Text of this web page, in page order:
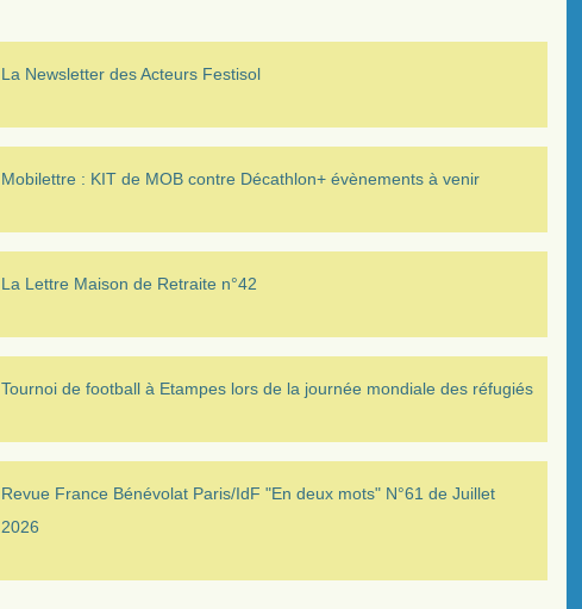
La Newsletter des Acteurs Festisol
Mobilettre : KIT de MOB contre Décathlon+ évènements à venir
La Lettre Maison de Retraite n°42
Tournoi de football à Etampes lors de la journée mondiale des réfugiés
Revue France Bénévolat Paris/IdF "En deux mots" N°61 de Juillet
2026